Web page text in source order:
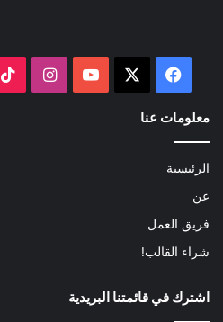
فيسبوك ‫YouTube
معلومات عنا
الرئيسية
عن
فريق العمل
شراء القالب!
اشترك في قائمتنا البريدية